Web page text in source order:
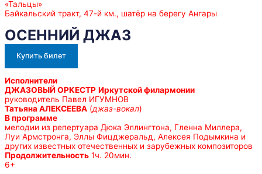
«Тальцы»
Байкальский тракт, 47-й км., шатёр на берегу Ангары
ОСЕННИЙ ДЖАЗ
Купить билет
Исполнители
ДЖАЗОВЫЙ ОРКЕСТР Иркутской филармонии
руководитель Павел ИГУМНОВ
Татьяна АЛЕКСЕЕВА (джаз-вокал)
В программе
мелодии из репертуара Дюка Эллингтона, Гленна Миллера,
Луи Армстронга, Эллы Фицджеральд, Алексея Подымкина и
других известных отечественных и зарубежных композиторов
Продолжительность 1ч. 20мин.
6+